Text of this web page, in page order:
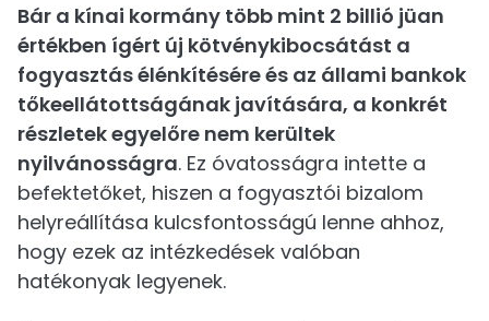
Bár a kínai kormány több mint 2 billió jüan
értékben ígért új kötvénykibocsátást a
fogyasztás élénkítésére és az állami bankok
tőkeellátottságának javítására, a konkrét
részletek egyelőre nem kerültek
nyilvánosságra. Ez óvatosságra intette a
befektetőket, hiszen a fogyasztói bizalom
helyreállítása kulcsfontosságú lenne ahhoz,
hogy ezek az intézkedések valóban
hatékonyak legyenek.